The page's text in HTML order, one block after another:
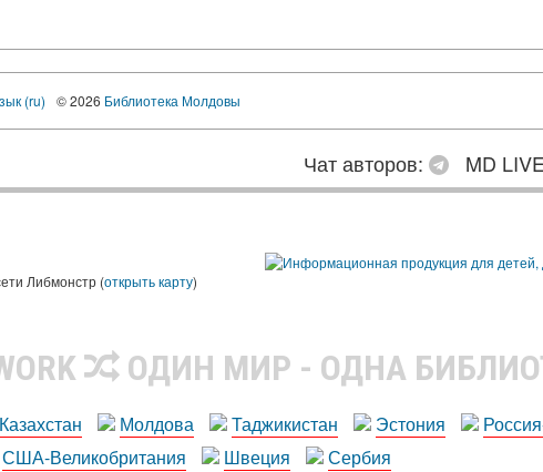
(ru) © 2026 Библиотека Молдовы
Чат авторов: MD
Либмонстр (открыть карту)
ОДИН МИР - ОДНА
Казахстан Молдова Таджикистан Эстония
США-Великобритания
Швеция Сербия